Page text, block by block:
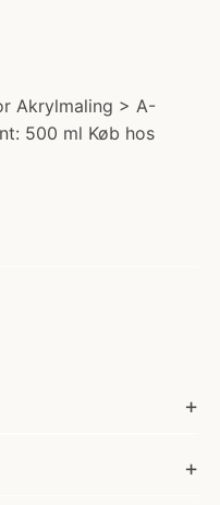
Akrylmaling > A-
500 ml Køb hos